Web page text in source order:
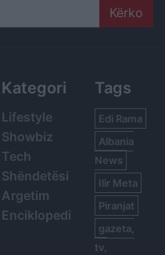
Kategori
Lifestyle
Showbiz
Tech
Shëndetësi
Argetim
Enciklopedi
Tags
Edi Rama
Albania
News
Ilir Meta
Piranjat
gazeta,
tv,